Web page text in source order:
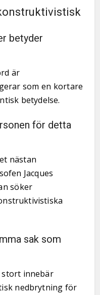
betyder
är
som en kortare
betydelse.
för detta
nästan
Jacques
söker
sak som
stort innebär
nedbrytning för